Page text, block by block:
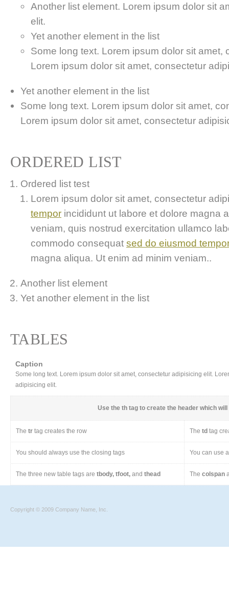
Another list element. Lorem ipsum dolor sit
elit.
Yet another element in the list
Some long text. Lorem ipsum dolor sit amet,
Lorem ipsum dolor sit amet, consectetur
Yet another element in the list
Some long text. Lorem ipsum dolor sit amet,
Lorem ipsum dolor sit amet, consectetur
ORDERED LIST
Ordered list test
Lorem ipsum dolor sit amet, consectetur
tempor incididunt ut labore et dolore magna
veniam, quis nostrud exercitation ullamco
commodo consequat sed do eiusmod
magna aliqua. Ut enim ad minim veniam..
Another list element
Yet another element in the list
TABLES
Caption
Some long text. Lorem ipsum dolor sit amet, consectetur adipisicing elit.
adipisicing elit.
Use the th tag to create the header which
The tr tag creates the row The td tag
You should always use the closing tags You can use
The three new table tags are tbody, tfoot, and thead The colspan
Copyright © 2009 Company Name, Inc.